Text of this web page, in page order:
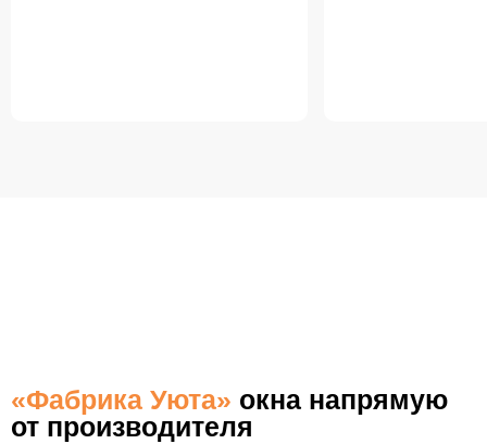
«Фабрика Уюта» окна напрямую
от производителя